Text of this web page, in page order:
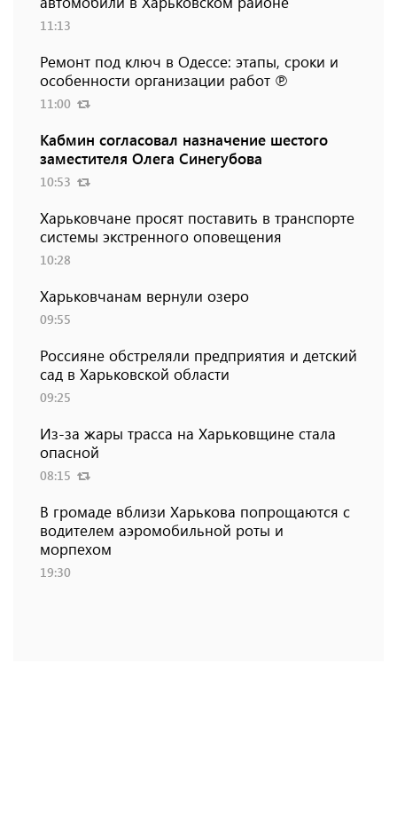
11:13
Ремонт под ключ в Одессе: этапы, сроки и
особенности организации работ ℗
11:00
Кабмин согласовал назначение шестого
заместителя Олега Синегубова
10:53
Харьковчане просят поставить в транспорте
системы экстренного оповещения
10:28
Харьковчанам вернули озеро
09:55
Россияне обстреляли предприятия и детский
сад в Харьковской области
09:25
Из-за жары трасса на Харьковщине стала
опасной
08:15
В громаде вблизи Харькова попрощаются с
водителем аэромобильной роты и
морпехом
19:30